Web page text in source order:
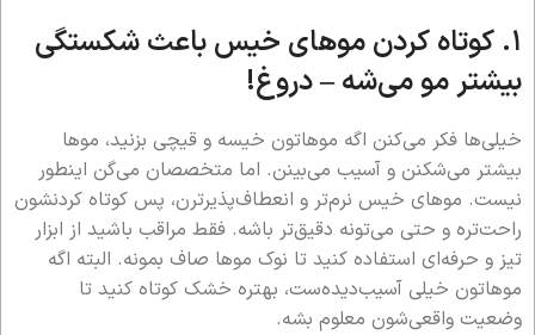
۱. کوتاه کردن موهای خیس باعث شکستگی
بیشتر مو می‌شه –دروغ!
خیلی‌ها فکر می‌کنن اگه موهاتون خیسه و قیچی بزنید، موها
بیشتر می‌شکنن و آسیب می‌بینن. اما متخصصان می‌گن اینطور
نیست. موهای خیس نرم‌تر و انعطاف‌پذیرترن، پس کوتاه کردنشون
راحت‌تره و حتی می‌تونه دقیق‌تر باشه. فقط مراقب باشید از ابزار
تیز و حرفه‌ای استفاده کنید تا نوک موها صاف بمونه. البته اگه
موهاتون خیلی آسیب‌دیده‌ست، بهتره خشک کوتاه کنید تا
وضعیت واقعی‌شون معلوم بشه.